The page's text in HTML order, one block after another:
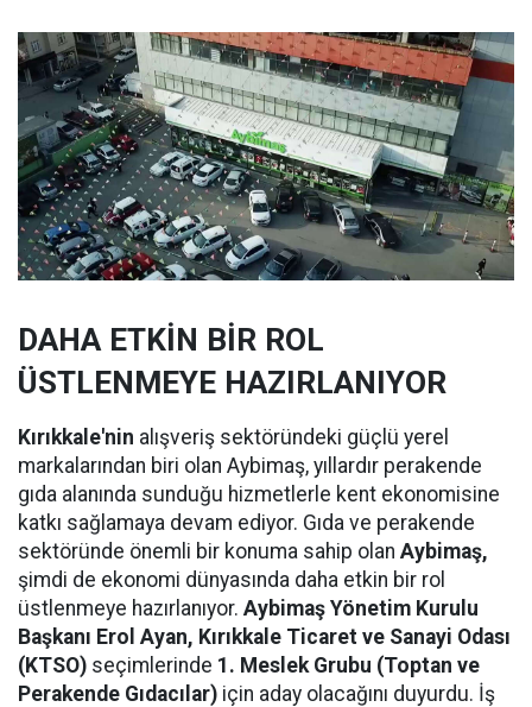
DAHA ETKİN BİR ROL
ÜSTLENMEYE HAZIRLANIYOR
Kırıkkale'nin alışveriş sektöründeki güçlü yerel
markalarından biri olan Aybimaş, yıllardır perakende
gıda alanında sunduğu hizmetlerle kent ekonomisine
katkı sağlamaya devam ediyor. Gıda ve perakende
sektöründe önemli bir konuma sahip olan Aybimaş,
şimdi de ekonomi dünyasında daha etkin bir rol
üstlenmeye hazırlanıyor. Aybimaş Yönetim Kurulu
Başkanı Erol Ayan, Kırıkkale Ticaret ve Sanayi Odası
(KTSO) seçimlerinde 1. Meslek Grubu (Toptan ve
Perakende Gıdacılar) için aday olacağını duyurdu. İş